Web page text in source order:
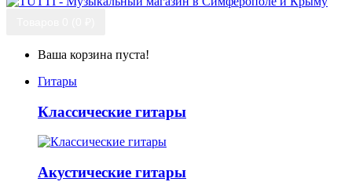
Ваша корзина пуста!
Гитары
Классические гитары
Акустические гитары